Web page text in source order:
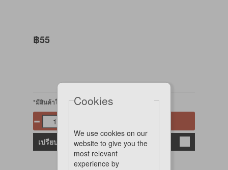
฿55
*มีสินค้าในสต๊อก
เปรียบเทียบ
Cookies
We use cookies on our
website to give you the
most relevant
experience by